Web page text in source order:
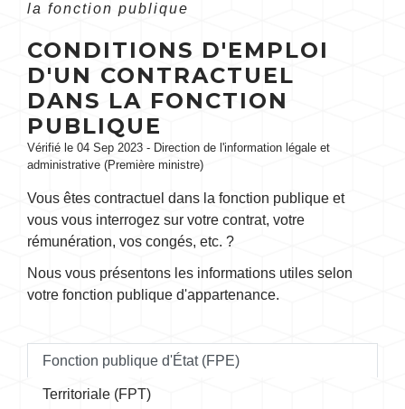
la fonction publique
CONDITIONS D'EMPLOI
D'UN CONTRACTUEL
DANS LA FONCTION
PUBLIQUE
Vérifié le 04 Sep 2023 - Direction de l'information légale et
administrative (Première ministre)
Vous êtes contractuel dans la fonction publique et
vous vous interrogez sur votre contrat, votre
rémunération, vos congés, etc. ?
Nous vous présentons les informations utiles selon
votre fonction publique d'appartenance.
Fonction publique d'État (FPE)
Territoriale (FPT)